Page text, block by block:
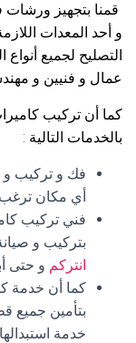
قمنا بتجهيز
و أحد المعدات
التصليح لجميع أنواع
عمال و فنيين و
كما أن تركيب
بالخدمات التالية :
فك و تركيب و
أي مكان ترغب
فني تركيب
بتركيب و
انتركم و حتى
كما أن خدمة
بتأمين جميع
خدمة